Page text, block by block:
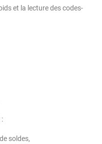
et la lecture des codes-
soldes,